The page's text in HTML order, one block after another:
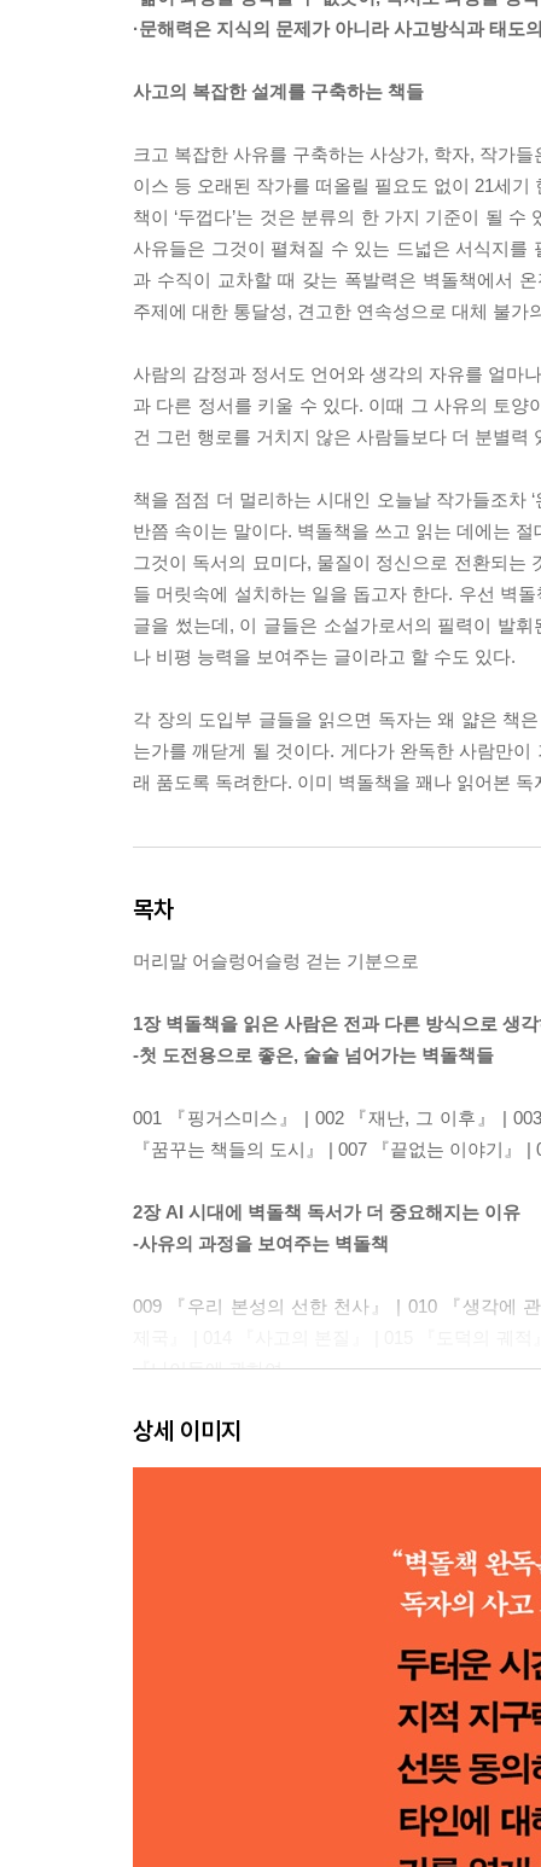
·문해력은 지식의 문제가 아니라 사고방식과 태도
사고의 복잡한 설계를 구축하는 책들
크고 복잡한 사유를 구축하는 사상가, 학자, 작가
이스 등 오래된 작가를 떠올릴 필요도 없이 21세
책이 ‘두껍다’는 것은 분류의 한 가지 기준이 될
사유들은 그것이 펼쳐질 수 있는 드넓은 서식지를
과 수직이 교차할 때 갖는 폭발력은 벽돌책에서
주제에 대한 통달성, 견고한 연속성으로 대체 불가
사람의 감정과 정서도 언어와 생각의 자유를 얼마
과 다른 정서를 키울 수 있다. 이때 그 사유의 토
건 그런 행로를 거치지 않은 사람들보다 더 분별
책을 점점 더 멀리하는 시대인 오늘날 작가들조차
반쯤 속이는 말이다. 벽돌책을 쓰고 읽는 데에는
그것이 독서의 묘미다, 물질이 정신으로 전환되는
들 머릿속에 설치하는 일을 돕고자 한다. 우선 벽
글을 썼는데, 이 글들은 소설가로서의 필력이 발
나 비평 능력을 보여주는 글이라고 할 수도 있다.
각 장의 도입부 글들을 읽으면 독자는 왜 얇은 책
는가를 깨닫게 될 것이다. 게다가 완독한 사람만
래 품도록 독려한다. 이미 벽돌책을 꽤나 읽어본
목차
머리말 어슬렁어슬렁 걷는 기분으로
1장 벽돌책을 읽은 사람은 전과 다른 방식으로 생
-첫 도전용으로 좋은, 술술 넘어가는 벽돌책들
001 『핑거스미스』 | 002 『재난, 그 이후』 |
『꿈꾸는 책들의 도시』 | 007 『끝없는 이야기』
2장 AI 시대에 벽돌책 독서가 더 중요해지는 이유
-사유의 과정을 보여주는 벽돌책
009 『우리 본성의 선한 천사』 | 010 『생각에
『나이듦에 관하여』
3장 어떤 생각들은 그에 걸맞은 분량을 요구한다
-크고 촘촘한 생각이 담긴 벽돌책들
『경제학자의 시대』 | 028 『진화심리학』 |
『현대의 탄생』 | 034 『과학을 만든 사람들』 |
4장 지적 지구력이라는 ‘정신의 기초 체력’
-도발적이거나 논쟁적이거나 불편한 벽돌책들
바꾼다』 | 042 『문명의 붕괴』 | 043 『무신론
모든 것』 | 048 『마오주의』 | 049 『신의 전쟁
상세 이미지